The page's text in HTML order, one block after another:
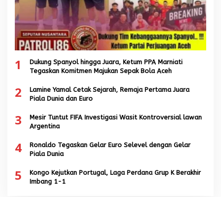
1
Dukung Spanyol hingga Juara, Ketum PPA Marniati
Tegaskan Komitmen Majukan Sepak Bola Aceh
2
Lamine Yamal Cetak Sejarah, Remaja Pertama Juara
Piala Dunia dan Euro
3
Mesir Tuntut FIFA Investigasi Wasit Kontroversial lawan
Argentina
4
Ronaldo Tegaskan Gelar Euro Selevel dengan Gelar
Piala Dunia
5
Kongo Kejutkan Portugal, Laga Perdana Grup K Berakhir
Imbang 1-1